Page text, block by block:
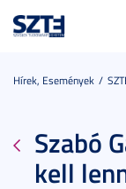
Hírek, Események
Szabó
kell